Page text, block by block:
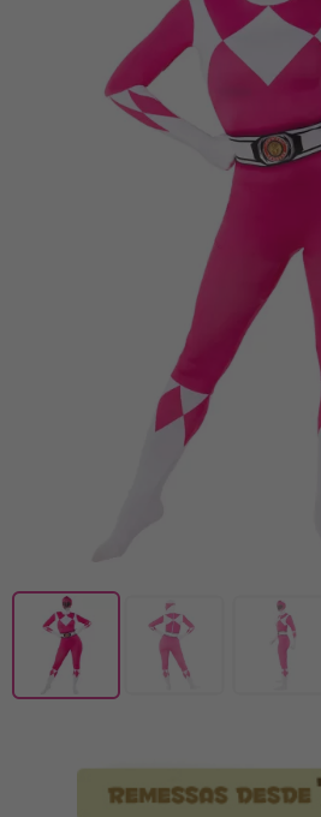
Vá em frente! Estávamos
CRIAR